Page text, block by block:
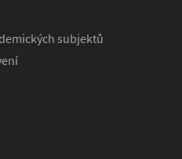
subjektů